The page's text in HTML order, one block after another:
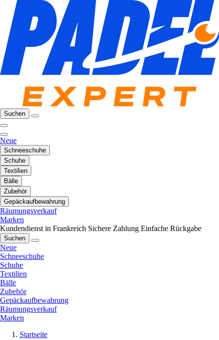
Suchen
Neue
Schneeschuhe
Schuhe
Textilien
Bälle
Zubehör
Gepäckaufbewahrung
Räumungsverkauf
Marken
Kundendienst in Frankreich Sichere Zahlung Einfache Rückgabe
Suchen
Neue
Schneeschuhe
Schuhe
Textilien
Bälle
Zubehör
Gepäckaufbewahrung
Räumungsverkauf
Marken
Startseite